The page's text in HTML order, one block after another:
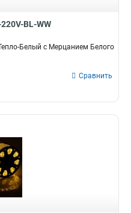
BL-WW
Белый с Мерцанием Белого
Сравнить